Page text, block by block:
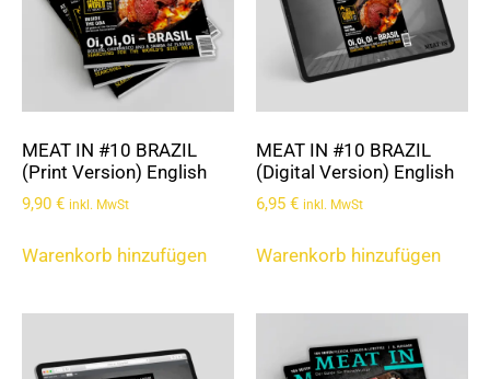
MEAT IN #10 BRAZIL
(Print Version) English
9,90 € inkl. MwSt
Warenkorb hinzufügen
MEAT IN #10 BRAZIL
(Digital Version) English
6,95 € inkl. MwSt
Warenkorb hinzufügen